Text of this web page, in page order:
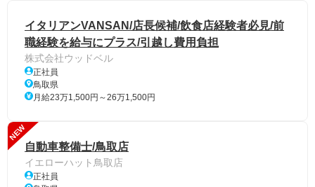
イタリアンVANSAN/店長候補/飲食店経験者必見/前
職経験を給与にプラス/引越し費用負担
株式会社ウッドベル
正社員
鳥取県
月給23万1,500円～26万1,500円
NEW
自動車整備士/鳥取店
イエローハット鳥取店
正社員